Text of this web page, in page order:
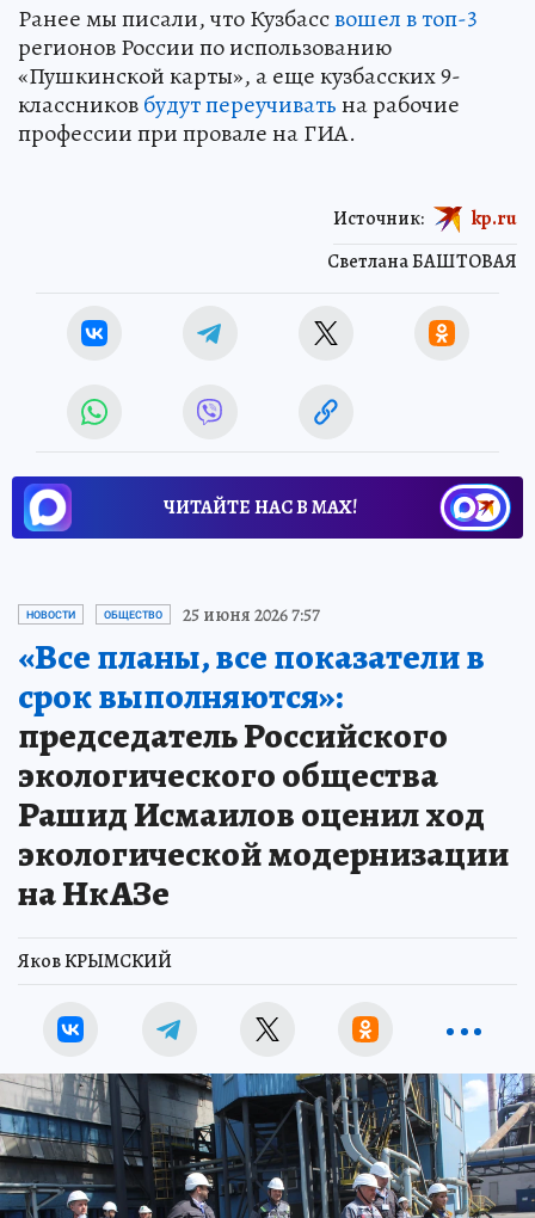
Ранее мы писали, что Кузбассвошел в топ-3
регионов России по использованию
«Пушкинской карты», а еще кузбасских 9-
классниковбудут переучиватьна рабочие
профессии при провале на ГИА.
Светлана БАШТОВАЯ
Источник: kp.ru
ЧИТАЙТЕ НАС В МАХ!
НОВОСТИ ОБЩЕСТВО 25 июня 2026 7:57
«Все планы, все показатели в
срок выполняются»:
председатель Российского
экологического общества
Рашид Исмаилов оценил ход
экологической модернизации
на НкАЗе
Яков КРЫМСКИЙ